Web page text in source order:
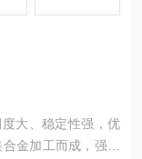
大、稳定性强，优
金加工而成，强度